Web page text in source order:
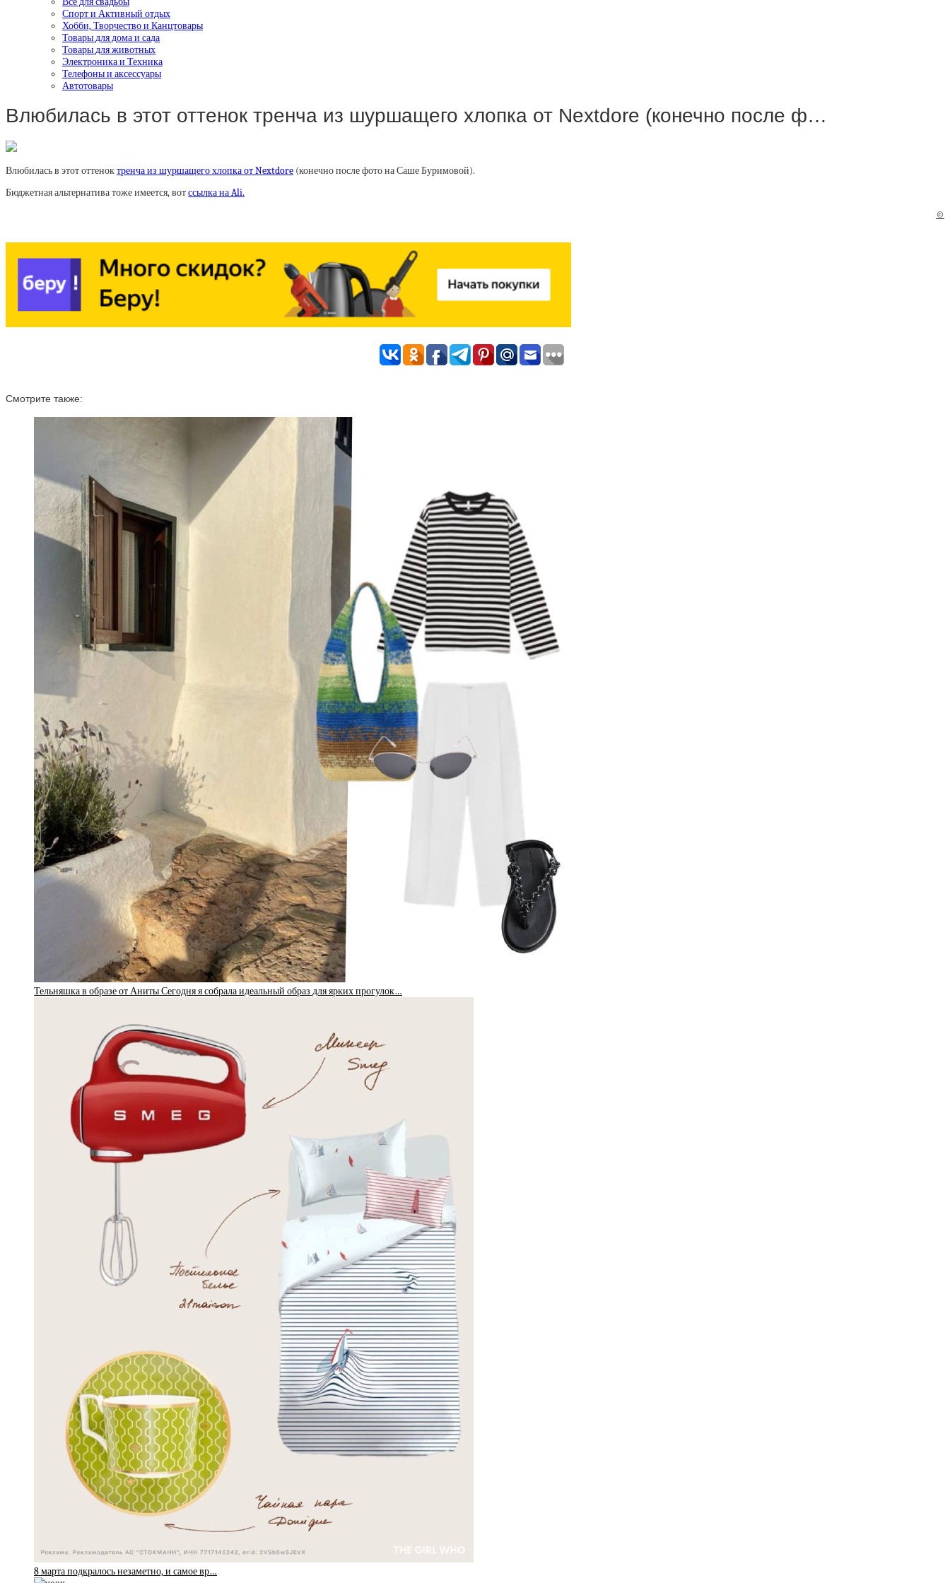
Спорт и Активный отдых
Хобби, Творчество и Канцтовары
Товары для дома и сада
Товары для животных
Электроника и Техника
Телефоны и аксессуары
Автотовары
Влюбилась в этот оттенок тренча из шуршащего хлопка от Nextdore (конечно после ф…
Влюбилась в этот оттеноктренча из шуршащего хлопка от Nextdore (конечно после фото на Саше Буримовой).
Бюджетная альтернатива тоже имеется, вотссылка на Ali.
©
Смотрите также:
Тельняшка в образе от Аниты Сегодня я собрала идеальный образ для ярких прогулок…
8 марта подкралось незаметно, и самое вр…